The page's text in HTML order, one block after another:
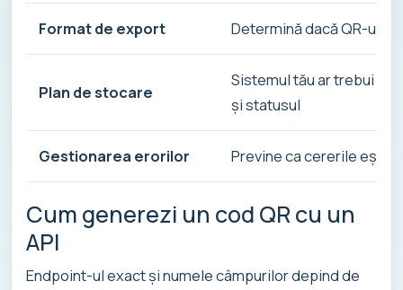
Format de export Determină dacă QR-ul
Plan de stocare
Sistemul tău ar trebui să
și statusul
Gestionarea erorilor Previne ca cererile
Cum generezi un cod QR cu un
API
Endpoint-ul exact și numele câmpurilor depind de